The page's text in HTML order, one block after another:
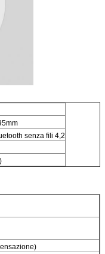
senza fili 4,2